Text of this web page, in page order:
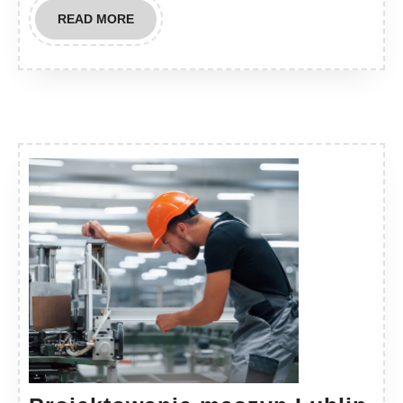
READ MOREREAD
MORE